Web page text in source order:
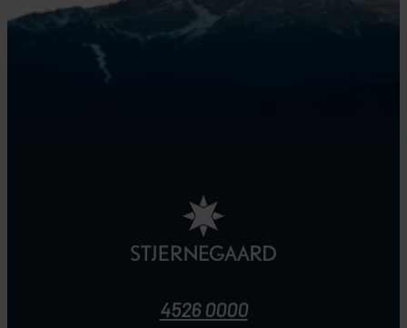
4526 0000